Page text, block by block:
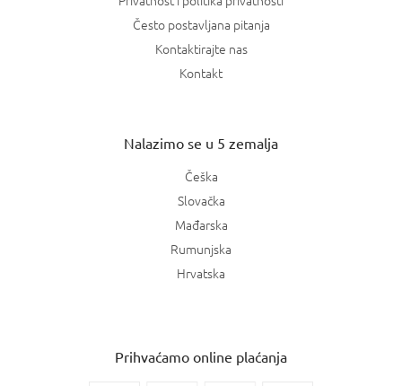
Često postavljana pitanja
Kontaktirajte nas
Kontakt
Nalazimo se u 5 zemalja
Češka
Slovačka
Mađarska
Rumunjska
Hrvatska
Prihvaćamo online plaćanja